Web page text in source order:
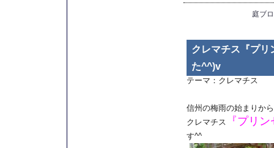
庭ブ
クレマチス『プリ
た^^)v
テーマ： クレマチス
信州の梅雨の始まりか
クレマチス
『プリ
す^^